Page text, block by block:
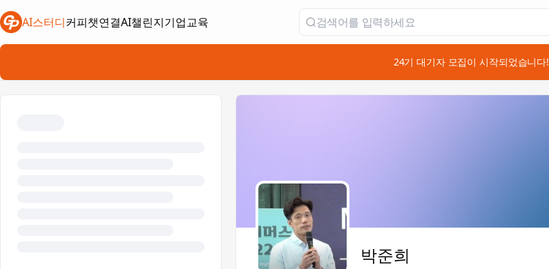
AI스터디커피챗연결
새 탭에서 열림AI챌린지
새 탭에서 열림
기업교육
새 탭에서 열림
📣 24기 대기자 모집이 시작되었습니다!
박준희